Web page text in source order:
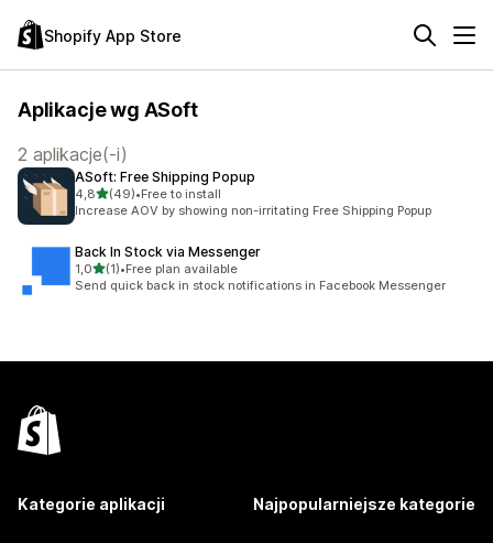
Shopify App Store
Aplikacje wg ASoft
2 aplikacje(-i)
ASoft: Free Shipping Popup
4,8na 5 gwiazdek
(49)
Łączna liczba recenzji: 49
•Free to install
Increase AOV by showing non-irritating Free Shipping Popup
Back In Stock via Messenger
1,0na 5 gwiazdek
(1)
Łączna liczba recenzji: 1
•Free plan available
Send quick back in stock notifications in Facebook Messenger
Kategorie aplikacji Najpopularniejsze kategorie